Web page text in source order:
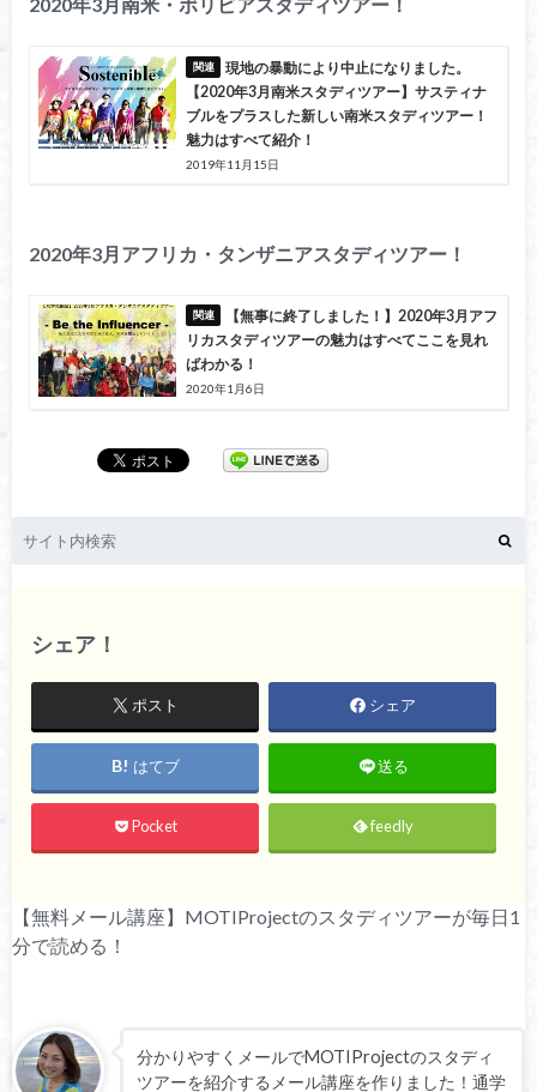
2020年3月南米・ボリビアスタディツアー！
現地の暴動により中止になりました。
【2020年3月南米スタディツアー】サスティナ
ブルをプラスした新しい南米スタディツアー！
魅力はすべて紹介！
2019年11月15日
2020年3月アフリカ・タンザニアスタディツアー！
【無事に終了しました！】2020年3月アフ
リカスタディツアーの魅力はすべてここを見れ
ばわかる！
2020年1月6日
シェア！
ポスト シェア
はてブ 送る
Pocket feedly
【無料メール講座】MOTIProjectのスタディツアーが毎日1
分で読める！
分かりやすくメールでMOTIProjectのスタディ
ツアーを紹介するメール講座を作りました！通学